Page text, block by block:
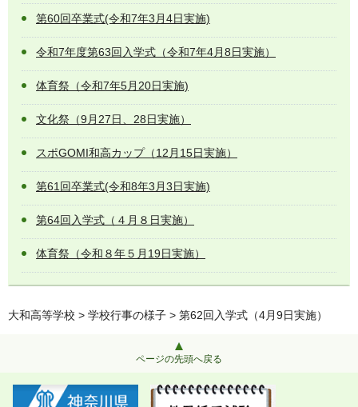
第60回卒業式(令和7年3月4日実施)
令和7年度第63回入学式（令和7年4月8日実施）
体育祭（令和7年5月20日実施)
文化祭（9月27日、28日実施）
スポGOMI和高カップ（12月15日実施）
第61回卒業式(令和8年3月3日実施)
第64回入学式（４月８日実施）
体育祭（令和８年５月19日実施）
大和高等学校 > 学校行事の様子 > 第62回入学式（4月9日実施）
ページの先頭へ戻る